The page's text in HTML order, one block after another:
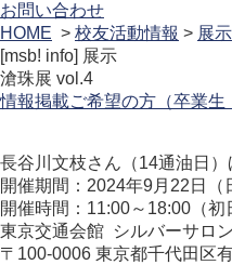
お問い合わせ
HOME > 校友活動情報 > 展示
[msb! info] 展示
滄珠展 vol.4
情報掲載ご希望の方（卒業生
長谷川文枝さん（14通油日）
開催期間：2024年9月22日（
開催時間：11:00～18:00（初
東京交通会館 シルバーサロ
〒100-0006 東京都千代田区